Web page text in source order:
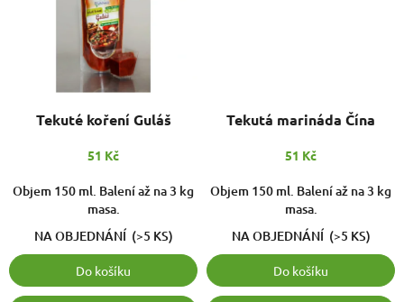
Tekuté koření Guláš
51 Kč
Objem 150 ml. Balení až na 3 kg
masa.
NA OBJEDNÁNÍ (>5 KS)
Do košíku
Tekutá marináda Čína
51 Kč
Objem 150 ml. Balení až na 3 kg
masa.
NA OBJEDNÁNÍ (>5 KS)
Do košíku